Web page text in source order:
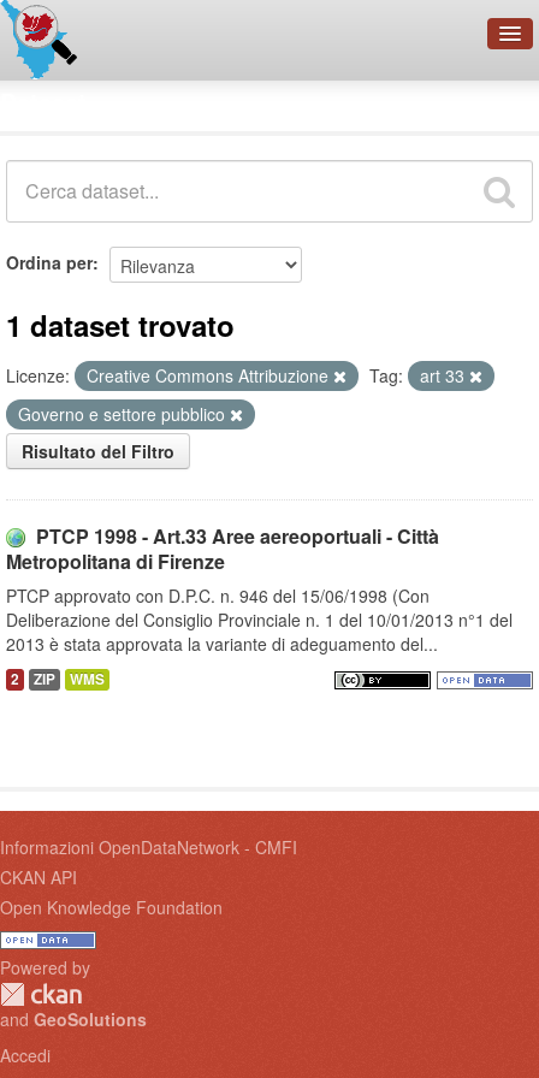
Organizzazioni
Ordina per
1 dataset trovato
Licenze: Creative Commons Attribuzione Tag:
art 33
Governo e settore pubblico
Risultato del Filtro
PTCP 1998 - Art.33 Aree aereoportuali - Città
Metropolitana di Firenze
PTCP approvato con D.P.C. n. 946 del 15/06/1998 (Con
Deliberazione del Consiglio Provinciale n. 1 del 10/01/2013 n°1 del
2013 è stata approvata la variante di adeguamento del...
2 ZIP WMS
Informazioni OpenDataNetwork - CMFI
CKAN API
Open Knowledge Foundation
Powered by
and GeoSolutions
Accedi